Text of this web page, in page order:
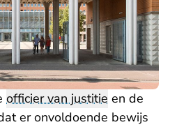
officier van justitie en de
er onvoldoende bewijs